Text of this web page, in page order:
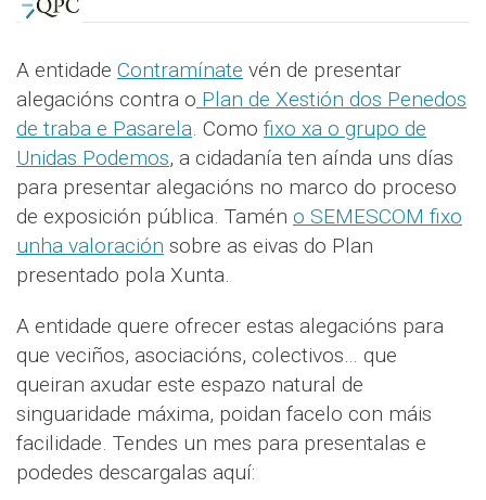
A entidade Contramínate vén de presentar
alegacións contra o Plan de Xestión dos Penedos
de traba e Pasarela. Como fixo xa o grupo de
Unidas Podemos, a cidadanía ten aínda uns días
para presentar alegacións no marco do proceso
de exposición pública. Tamén o SEMESCOM fixo
unha valoración sobre as eivas do Plan
presentado pola Xunta.
A entidade quere ofrecer estas alegacións para
que veciños, asociacións, colectivos… que
queiran axudar este espazo natural de
singuaridade máxima, poidan facelo con máis
facilidade. Tendes un mes para presentalas e
podedes descargalas aquí: